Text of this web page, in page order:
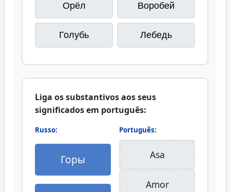
Орёл Воробей
Голубь Лебедь
Liga os substantivos aos seus
significados em português:
Russo:
Горы
Português:
Asa
Amor